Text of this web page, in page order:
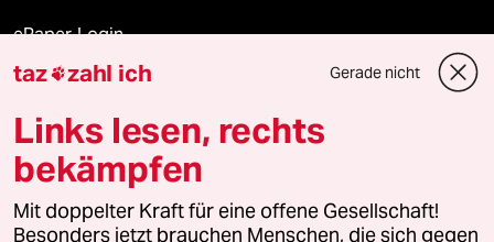
ePaper Login
Downloads für Abonnierende
© 2026 taz Verlags und Vertriebs GmbH
Alle Rechte vorbehalten. Bei rechtlichen Fragen oder für Genehmigungen
wenden Sie sich bitte an
lizenzen@taz.de
taz zahl ich Gerade nicht
Links lesen, rechts
bekämpfen
Mit doppelter Kraft für eine offene Gesellschaft!
Besonders jetzt brauchen Menschen, die sich gegen